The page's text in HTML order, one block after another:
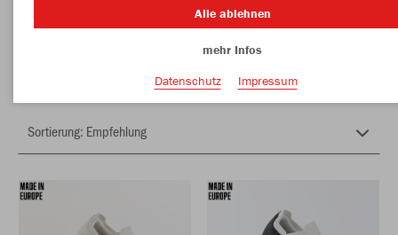
Alle ablehnen
mehr Infos
Datenschutz
Impressum